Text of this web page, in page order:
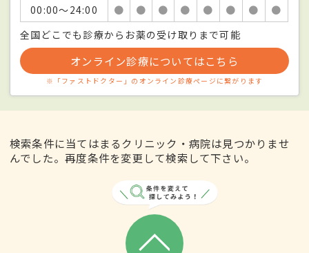
00:00〜24:00
● ● ● ● ● ● ●
●
全国どこでも診療からお薬の受け取りまで可能
オンライン診療についてはこちら
※「ファストドクター」のオンライン診療ページに繋がります
検索条件に当てはまるクリニック・病院は見つかりませ
んでした。再度条件を変更して検索して下さい。